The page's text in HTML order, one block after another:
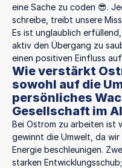
eine Sache zu coden 😎.
schreibe, treibt unsere
Es ist unglaublich
aktiv den Übergang zu
einen positiven Einfluss
Wie verstärkt
sowohl auf die
persönliches
Gesellschaft im
Bei Ostrom zu arbeiten ist
gewinnt die Umwelt, da
Energie beschleunigen.
starken